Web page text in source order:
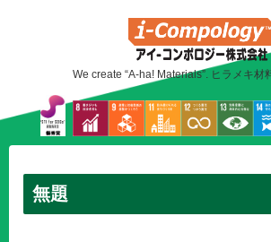
We create “A-ha! Materials”. ヒラメキ材
無題